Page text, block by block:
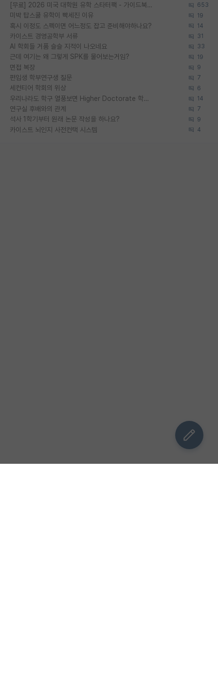
[무료] 2026 미국 대학원 유학 스타터팩 - 가이드북 & 합격자 컨택메일 템플릿 653
미박 탑스쿨 유학이 빡세진 이유 19
혹시 이정도 스펙이면 어느정도 잡고 준비해야하나요? 14
카이스트 경영공학부 서류 31
AI 학회들 거품 슬슬 지적이 나오네요 33
근데 여기는 왜 그렇게 SPK를 물어보는거임? 19
면접 복장 9
편입생 학부연구생 질문 7
세컨티어 학회의 위상 6
우리나라도 학구 열풍보면 Higher Doctorate 학위가 필요하다고 봅니다. 14
연구실 후배와의 관계 7
석사 1학기부터 원래 논문 작성을 하나요? 9
카이스트 뇌인지 사전컨택 시스템 4